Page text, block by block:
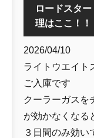
ロードスタ
理はここ！！
2026/04/10
ライトウエイト
ご入庫です
クーラーガスを
が効かなくなる
３日間のみ効い